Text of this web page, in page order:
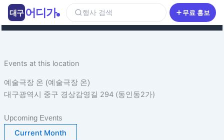
츠
너Events at this location
예술극장 온 (예술극장 온)
대구광역시 중구 경상감영길 294 (동인동2가)
Upcoming Events
Current Month
대구 어디가 행사 검색 무료 홍보